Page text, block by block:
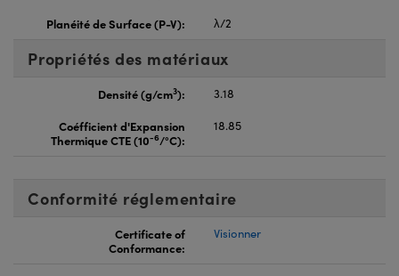
Planéité de Surface (P-V): λ/2
Propriétés des matériaux
Densité (g/cm3):
3.18
Coéfficient d'Expansion
Thermique CTE (10-6/°C):
18.85
Conformité réglementaire
Certificate of
Conformance:
Visionner